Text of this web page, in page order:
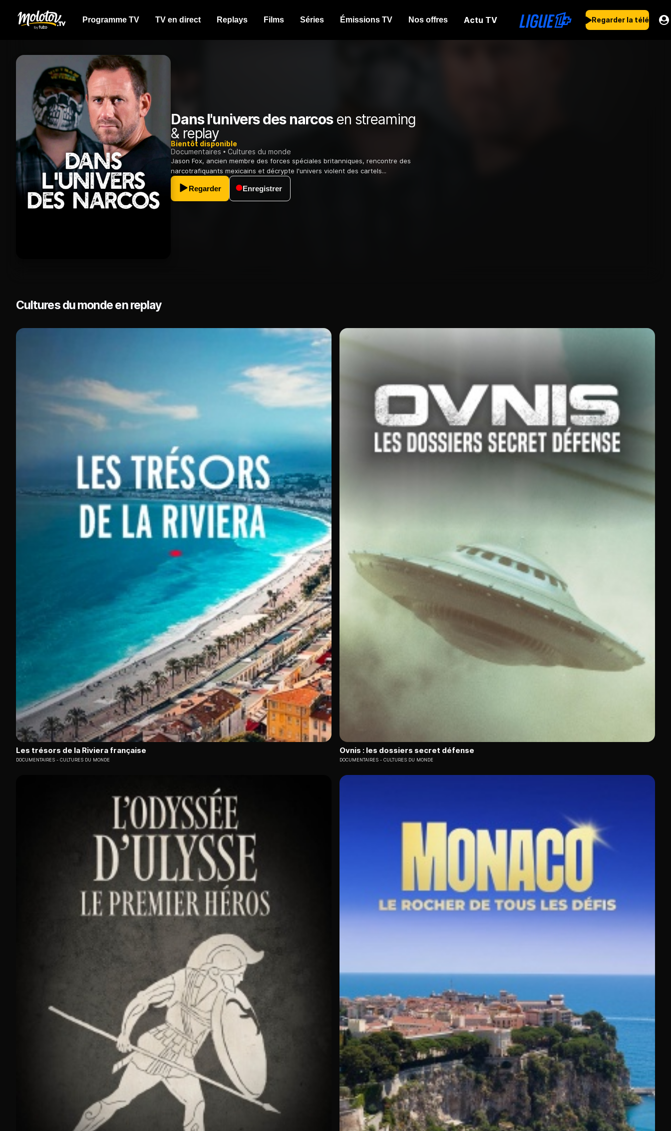
Programme TV TV en direct Replays Films Séries Émissions TV Nos offres Actu TV Regarder la télé
Dans l'univers des narcosen streaming
& replay
Bientôt disponible
Documentaires
Cultures du monde
Jason Fox, ancien membre des forces spéciales britanniques, rencontre des
narcotrafiquants mexicains et décrypte l'univers violent des cartels...
Regarder Enregistrer
Cultures du monde en replay
Les trésors de la Riviera française
DOCUMENTAIRES CULTURES DU MONDE
Ovnis : les dossiers secret défense
DOCUMENTAIRES CULTURES DU MONDE